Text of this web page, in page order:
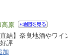
高原
直結】奈良地酒やワ
評
加